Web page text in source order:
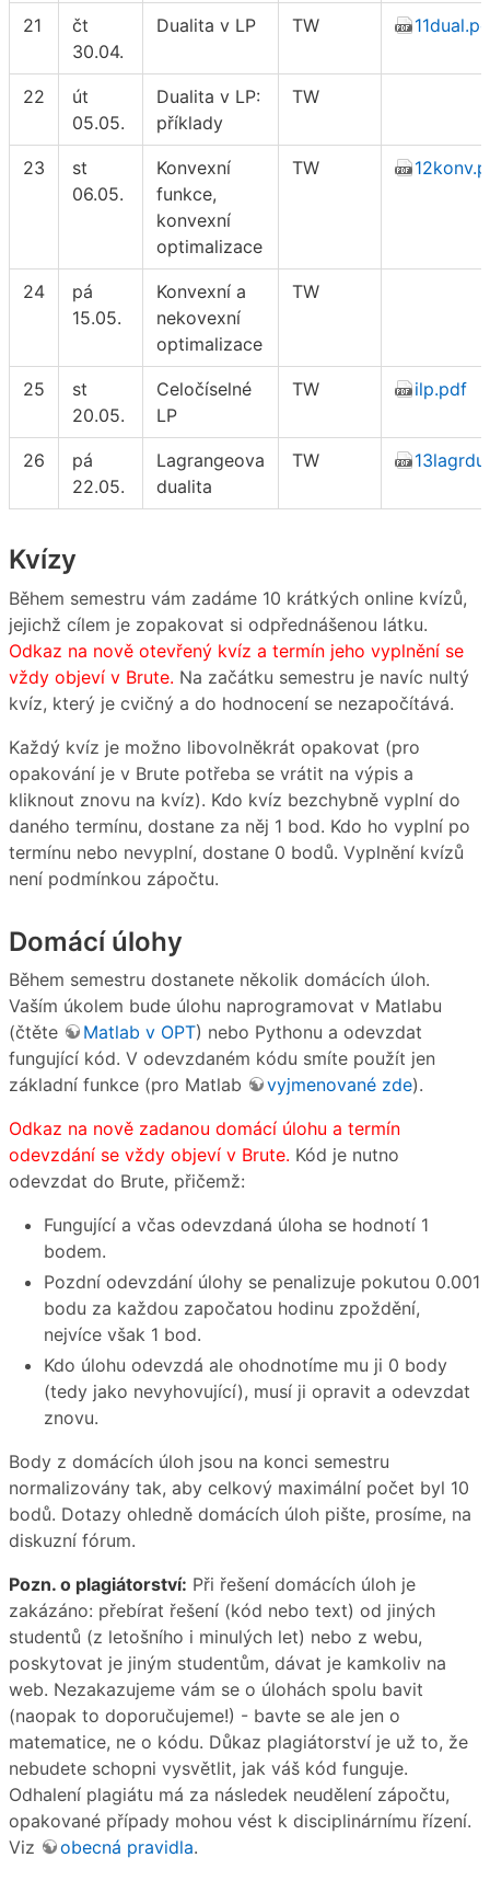
21
čt
30.04.
Dualita v LP TW
22
út
05.05.
Dualita v LP:
příklady
TW
23
st
06.05.
Konvexní
funkce,
konvexní
optimalizace
TW
24
pá
15.05.
Konvexní a
nekovexní
optimalizace
TW
25
st
20.05.
Celočíselné
LP
TW ilp.pdf
26
pá
22.05.
Lagrangeova
dualita
TW
Kvízy
Během semestru vám zadáme 10 krátkých online kvízů,
jejichž cílem je zopakovat si odpřednášenou látku.
Odkaz na nově otevřený kvíz a termín jeho vyplnění se
vždy objeví v Brute. Na začátku semestru je navíc nultý
kvíz, který je cvičný a do hodnocení se nezapočítává.
Každý kvíz je možno libovolněkrát opakovat (pro
opakování je v Brute potřeba se vrátit na výpis a
kliknout znovu na kvíz). Kdo kvíz bezchybně vyplní do
daného termínu, dostane za něj 1 bod. Kdo ho vyplní po
termínu nebo nevyplní, dostane 0 bodů. Vyplnění kvízů
není podmínkou zápočtu.
Domácí úlohy
Během semestru dostanete několik domácích úloh.
Vaším úkolem bude úlohu naprogramovat v Matlabu
(čtěte
Matlab v OPT) nebo Pythonu a odevzdat
fungující kód. V odevzdaném kódu smíte použít jen
základní funkce (pro Matlab
vyjmenované zde).
Odkaz na nově zadanou domácí úlohu a termín
odevzdání se vždy objeví v Brute. Kód je nutno
odevzdat do Brute, přičemž:
Fungující a včas odevzdaná úloha se hodnotí 1
bodem.
Pozdní odevzdání úlohy se penalizuje pokutou 0.001
bodu za každou započatou hodinu zpoždění,
nejvíce však 1 bod.
Kdo úlohu odevzdá ale ohodnotíme mu ji 0 body
(tedy jako nevyhovující), musí ji opravit a odevzdat
znovu.
Body z domácích úloh jsou na konci semestru
normalizovány tak, aby celkový maximální počet byl 10
bodů. Dotazy ohledně domácích úloh pište, prosíme, na
diskuzní fórum.
Pozn. o plagiátorství: Při řešení domácích úloh je
zakázáno: přebírat řešení (kód nebo text) od jiných
studentů (z letošního i minulých let) nebo z webu,
poskytovat je jiným studentům, dávat je kamkoliv na
web. Nezakazujeme vám se o úlohách spolu bavit
(naopak to doporučujeme!) - bavte se ale jen o
matematice, ne o kódu. Důkaz plagiátorství je už to, že
nebudete schopni vysvětlit, jak váš kód funguje.
Odhalení plagiátu má za následek neudělení zápočtu,
opakované případy mohou vést k disciplinárnímu řízení.
Viz
obecná pravidla.